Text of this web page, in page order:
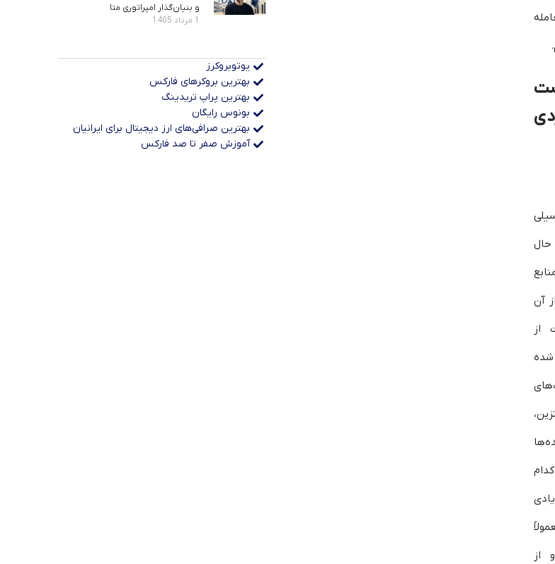
آن
از
شده
از
و بنیان‌گذار امپراتوری متا
1 مرداد 1405
یوتوبروکرز
بهترین بروکرهای فارکس
بهترین پراپ‌ تریدینگ
بونوس رایگان
بهترین صرافی‌های ارز دیجیتال برای ایرانیان
آموزش صفر تا صد فارکس